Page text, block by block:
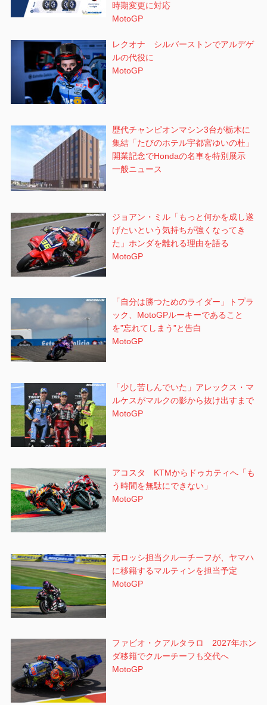
時期変更に対応
MotoGP
レクオナ シルバーストンでアルデゲ
ルの代役に
MotoGP
歴代チャンピオンマシン3台が栃木に
集結「たびのホテル宇都宮ゆいの杜」
開業記念でHondaの名車を特別展示
一般ニュース
ジョアン・ミル「もっと何かを成し遂
げたいという気持ちが強くなってき
た」ホンダを離れる理由を語る
MotoGP
「自分は勝つためのライダー」トプラ
ック、MotoGPルーキーであること
を”忘れてしまう”と告白
MotoGP
「少し苦しんでいた」アレックス・マ
ルケスがマルクの影から抜け出すまで
MotoGP
アコスタ KTMからドゥカティへ「も
う時間を無駄にできない」
MotoGP
元ロッシ担当クルーチーフが、ヤマハ
に移籍するマルティンを担当予定
MotoGP
ファビオ・クアルタラロ 2027年ホン
ダ移籍でクルーチーフも交代へ
MotoGP